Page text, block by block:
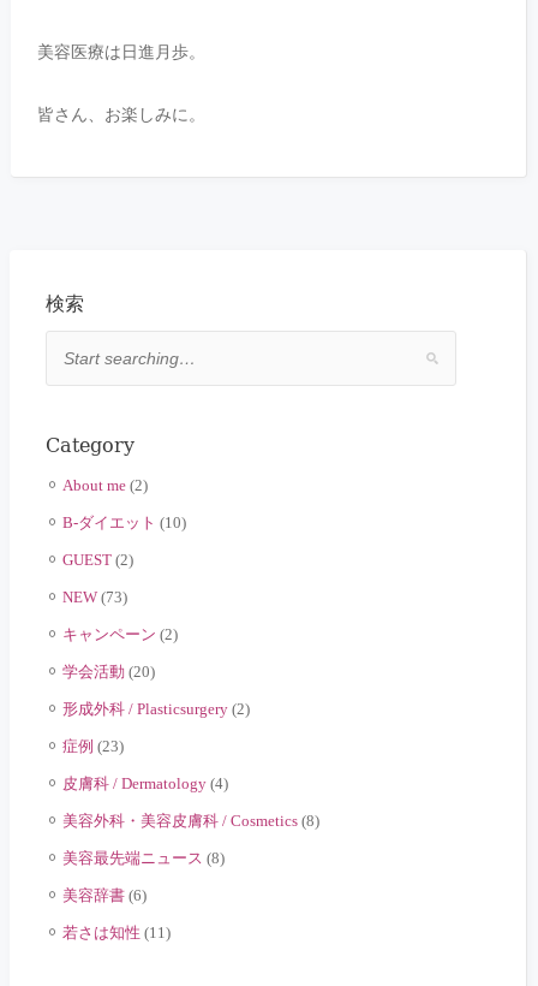
美容医療は日進月歩。
皆さん、お楽しみに。
検索
Category
About me(2)
B-ダイエット (10)
GUEST(2)
NEW(73)
キャンペーン (2)
学会活動 (20)
形成外科 / Plasticsurgery(2)
症例 (23)
皮膚科 / Dermatology(4)
美容外科・美容皮膚科 / Cosmetics(8)
美容最先端ニュース (8)
美容辞書(6)
若さは知性 (11)